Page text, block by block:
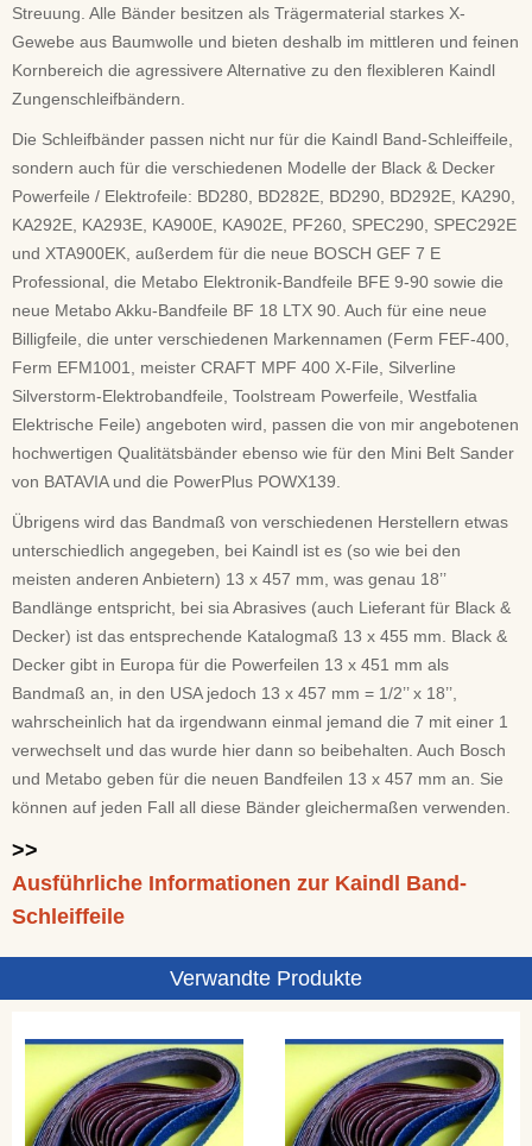
Streuung. Alle Bänder besitzen als Trägermaterial starkes X-
Gewebe aus Baumwolle und bieten deshalb im mittleren und feinen
Kornbereich die agressivere Alternative zu den flexibleren Kaindl
Zungenschleifbändern.
Die Schleifbänder passen nicht nur für die Kaindl Band-Schleiffeile,
sondern auch für die verschiedenen Modelle der Black & Decker
Powerfeile / Elektrofeile: BD280, BD282E, BD290, BD292E, KA290,
KA292E, KA293E, KA900E, KA902E, PF260, SPEC290, SPEC292E
und XTA900EK, außerdem für die neue BOSCH GEF 7 E
Professional, die Metabo Elektronik-Bandfeile BFE 9-90 sowie die
neue Metabo Akku-Bandfeile BF 18 LTX 90. Auch für eine neue
Billigfeile, die unter verschiedenen Markennamen (Ferm FEF-400,
Ferm EFM1001, meister CRAFT MPF 400 X-File, Silverline
Silverstorm-Elektrobandfeile, Toolstream Powerfeile, Westfalia
Elektrische Feile) angeboten wird, passen die von mir angebotenen
hochwertigen Qualitätsbänder ebenso wie für den Mini Belt Sander
von BATAVIA und die PowerPlus POWX139.
Übrigens wird das Bandmaß von verschiedenen Herstellern etwas
unterschiedlich angegeben, bei Kaindl ist es (so wie bei den
meisten anderen Anbietern) 13 x 457 mm, was genau 18’’
Bandlänge entspricht, bei sia Abrasives (auch Lieferant für Black &
Decker) ist das entsprechende Katalogmaß 13 x 455 mm. Black &
Decker gibt in Europa für die Powerfeilen 13 x 451 mm als
Bandmaß an, in den USA jedoch 13 x 457 mm = 1/2’’ x 18’’,
wahrscheinlich hat da irgendwann einmal jemand die 7 mit einer 1
verwechselt und das wurde hier dann so beibehalten. Auch Bosch
und Metabo geben für die neuen Bandfeilen 13 x 457 mm an. Sie
können auf jeden Fall all diese Bänder gleichermaßen verwenden.
>>
Ausführliche Informationen zur Kaindl Band-
Schleiffeile
Verwandte Produkte